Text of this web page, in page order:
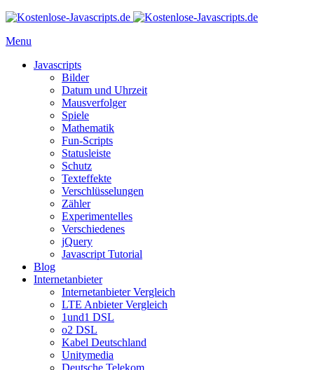
Menu
Javascripts
Bilder
Datum und Uhrzeit
Mausverfolger
Spiele
Mathematik
Fun-Scripts
Statusleiste
Schutz
Texteffekte
Verschlüsselungen
Zähler
Experimentelles
Verschiedenes
jQuery
Javascript Tutorial
Blog
Internetanbieter
Internetanbieter Vergleich
LTE Anbieter Vergleich
1und1 DSL
o2 DSL
Kabel Deutschland
Unitymedia
Deutsche Telekom